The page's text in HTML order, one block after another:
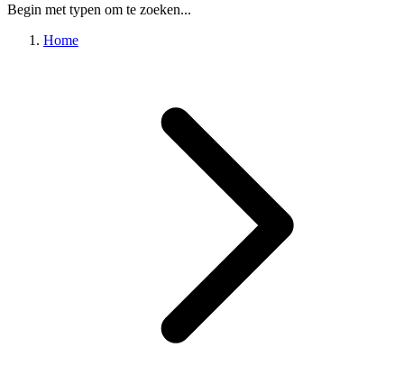
Begin met typen om te zoeken...
Home